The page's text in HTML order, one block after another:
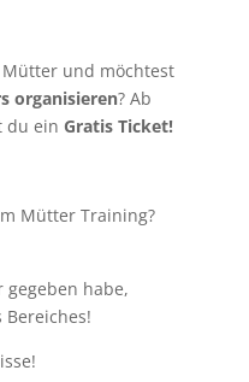
und möchtest
organisieren? Ab
du ein Gratis Ticket!
Mütter Training?
gegeben habe,